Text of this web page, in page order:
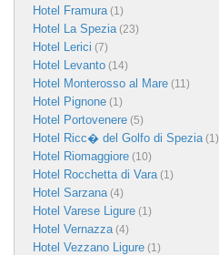
Hotel Framura(1)
Hotel La Spezia(23)
Hotel Lerici (7)
Hotel Levanto (14)
Hotel Monterosso al Mare (11)
Hotel Pignone (1)
Hotel Portovenere (5)
Hotel Ricc� del Golfo di Spezia(1)
Hotel Riomaggiore (10)
Hotel Rocchetta di Vara(1)
Hotel Sarzana(4)
Hotel Varese Ligure (1)
Hotel Vernazza(4)
Hotel Vezzano Ligure (1)